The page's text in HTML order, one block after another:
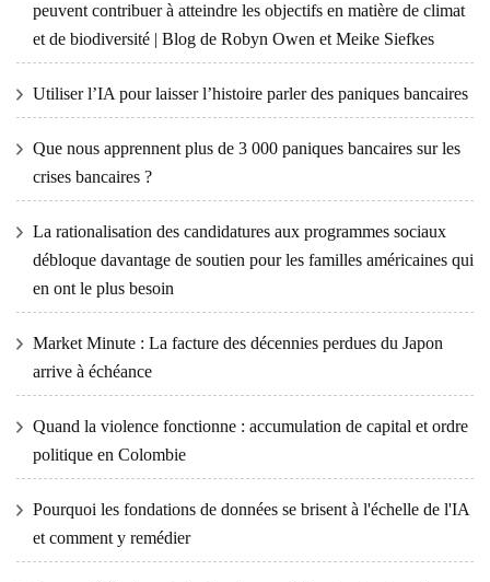
peuvent contribuer à atteindre les objectifs en matière de climat
et de biodiversité | Blog de Robyn Owen et Meike Siefkes
Utiliser l’IA pour laisser l’histoire parler des paniques bancaires
Que nous apprennent plus de 3 000 paniques bancaires sur les
crises bancaires ?
La rationalisation des candidatures aux programmes sociaux
débloque davantage de soutien pour les familles américaines qui
en ont le plus besoin
Market Minute : La facture des décennies perdues du Japon
arrive à échéance
Quand la violence fonctionne : accumulation de capital et ordre
politique en Colombie
Pourquoi les fondations de données se brisent à l'échelle de l'IA
et comment y remédier